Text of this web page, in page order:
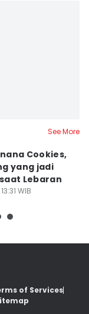
See More
Cookies,
yang jadi
Lebaran
WIB
of Services